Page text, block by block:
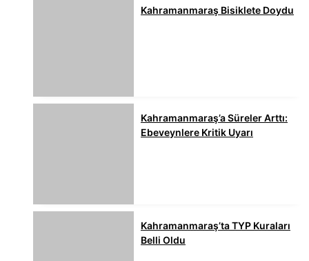
Kahramanmaraş Bisiklete Doydu
Kahramanmaraş’a Süreler Arttı:
Ebeveynlere Kritik Uyarı
Kahramanmaraş’ta TYP Kuraları
Belli Oldu